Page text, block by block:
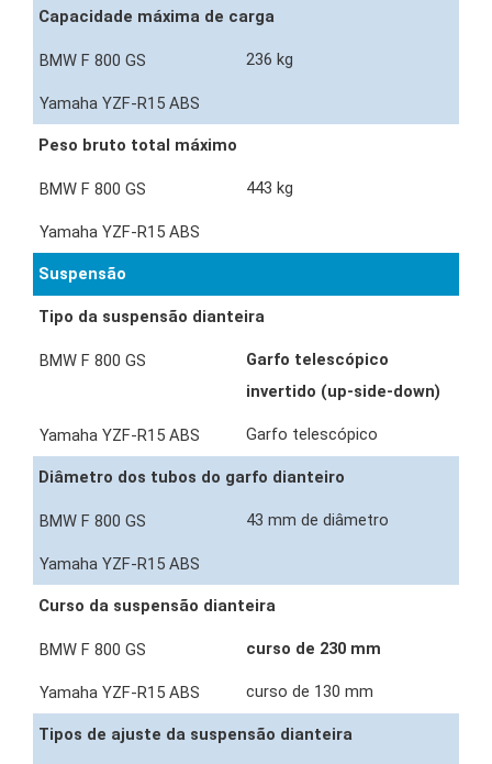
Capacidade máxima de carga
236 kg
Peso bruto total máximo
443 kg
Suspensão
Tipo da suspensão dianteira
Garfo telescópico
invertido (up-side-down)
Garfo telescópico
Diâmetro dos tubos do garfo dianteiro
43 mm de diâmetro
Curso da suspensão dianteira
curso de 230 mm
curso de 130 mm
Tipos de ajuste da suspensão dianteira